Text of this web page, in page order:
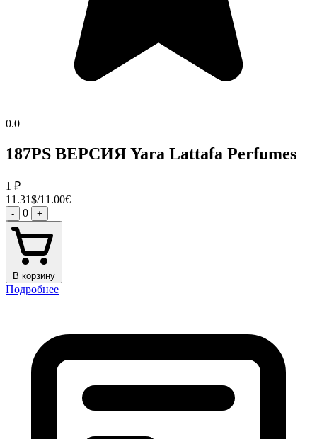
0.0
187PS ВЕРСИЯ Yara Lattafa Perfumes
1 ₽
11.31$/11.00€
- 0 +
В корзину
Подробнее